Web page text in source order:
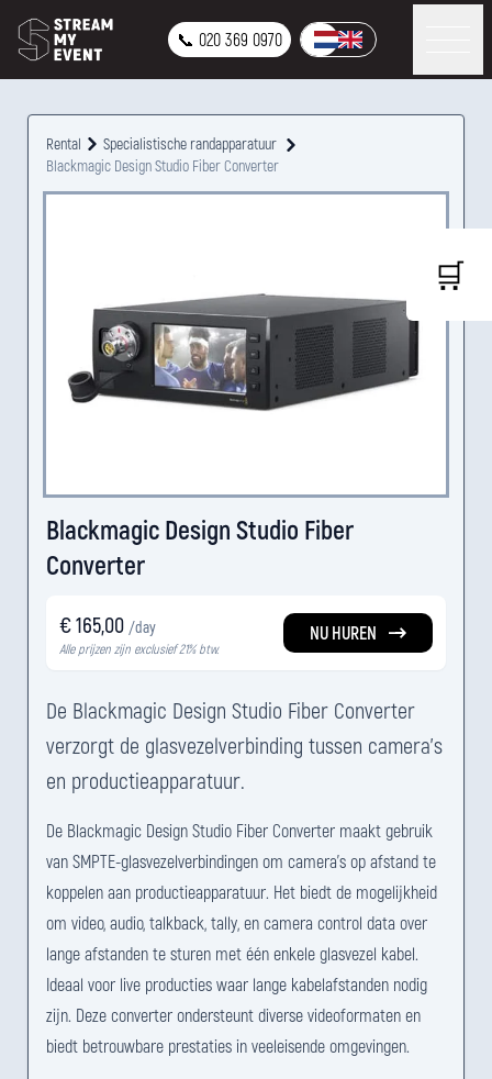
📞 020 369 0970
Rental
Specialistische randapparatuur
Blackmagic Design Studio Fiber Converter
Blackmagic Design Studio Fiber
Converter
€ 165,00 /day
Alle prijzen zijn exclusief 21% btw.
NU HUREN
De Blackmagic Design Studio Fiber Converter
verzorgt de glasvezelverbinding tussen camera's
en productieapparatuur.
De Blackmagic Design Studio Fiber Converter maakt gebruik
van SMPTE-glasvezelverbindingen om camera's op afstand te
koppelen aan productieapparatuur. Het biedt de mogelijkheid
om video, audio, talkback, tally, en camera control data over
lange afstanden te sturen met één enkele glasvezel kabel.
Ideaal voor live producties waar lange kabelafstanden nodig
zijn. Deze converter ondersteunt diverse videoformaten en
biedt betrouwbare prestaties in veeleisende omgevingen.
🛒